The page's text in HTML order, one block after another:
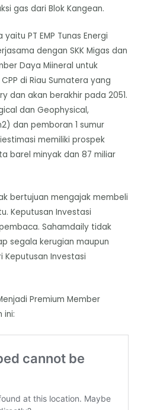
gas dari Blok Kangean.
PT EMP Tunas Energi
dengan SKK Migas dan
Daya Miineral untuk
di Riau Sumatera yang
dan akan berakhir pada 2051.
dan Geophysical,
dan pemboran 1 sumur
memiliki prospek
barel minyak dan 87 miliar
bertujuan mengajak membeli
Keputusan Investasi
Sahamdaily tidak
segala kerugian maupun
Keputusan Investasi
Premium Member
ini: